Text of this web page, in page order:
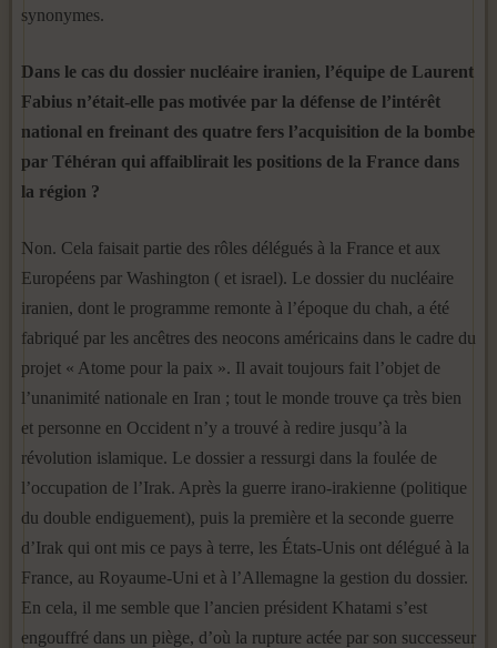
synonymes.
Dans le cas du dossier nucléaire iranien, l’équipe de Laurent
Fabius n’était-elle pas motivée par la défense de l’intérêt
national en freinant des quatre fers l’acquisition de la bombe
par Téhéran qui affaiblirait les positions de la France dans
la région ?
Non. Cela faisait partie des rôles délégués à la France et aux
Européens par Washington ( et israel). Le dossier du nucléaire
iranien, dont le programme remonte à l’époque du chah, a été
fabriqué par les ancêtres des neocons américains dans le cadre du
projet « Atome pour la paix ». Il avait toujours fait l’objet de
l’unanimité nationale en Iran ; tout le monde trouve ça très bien
et personne en Occident n’y a trouvé à redire jusqu’à la
révolution islamique. Le dossier a ressurgi dans la foulée de
l’occupation de l’Irak. Après la guerre irano-irakienne (politique
du double endiguement), puis la première et la seconde guerre
d’Irak qui ont mis ce pays à terre, les États-Unis ont délégué à la
France, au Royaume-Uni et à l’Allemagne la gestion du dossier.
En cela, il me semble que l’ancien président Khatami s’est
engouffré dans un piège, d’où la rupture actée par son successeur